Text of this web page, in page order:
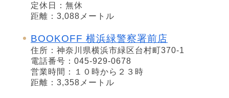
定休日：無休
距離：3,088メートル
BOOKOFF 横浜緑警察署前店
住所：神奈川県横浜市緑区台村町370-1
電話番号：045-929-0678
営業時間：１０時から２３時
距離：3,358メートル